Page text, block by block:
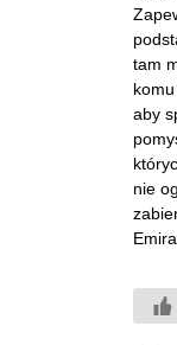
tam
aby
nie